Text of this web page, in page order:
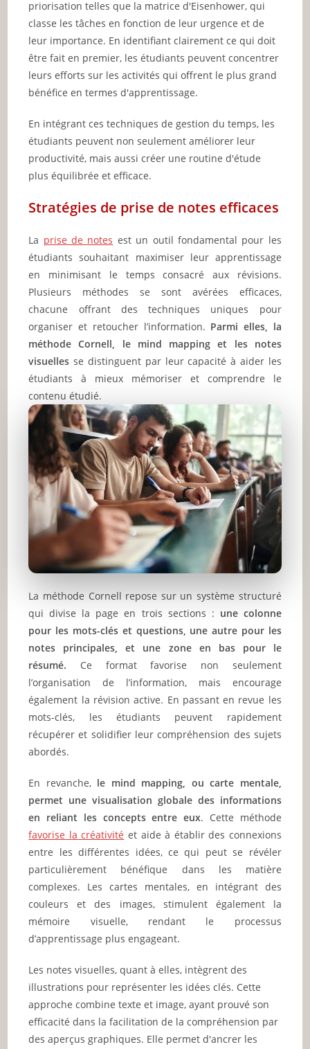
priorisation telles que la matrice d'Eisenhower, qui
classe les tâches en fonction de leur urgence et de
leur importance. En identifiant clairement ce qui doit
être fait en premier, les étudiants peuvent concentrer
leurs efforts sur les activités qui offrent le plus grand
bénéfice en termes d'apprentissage.
En intégrant ces techniques de gestion du temps, les
étudiants peuvent non seulement améliorer leur
productivité, mais aussi créer une routine d'étude
plus équilibrée et efficace.
Stratégies de prise de notes efficaces
La prise de notes est un outil fondamental pour les
étudiants souhaitant maximiser leur apprentissage
en minimisant le temps consacré aux révisions.
Plusieurs méthodes se sont avérées efficaces,
chacune offrant des techniques uniques pour
organiser et retoucher l’information. Parmi elles, la
méthode Cornell, le mind mapping et les notes
visuelles se distinguent par leur capacité à aider les
étudiants à mieux mémoriser et comprendre le
contenu étudié.
La méthode Cornell repose sur un système structuré
qui divise la page en trois sections : une colonne
pour les mots-clés et questions, une autre pour les
notes principales, et une zone en bas pour le
résumé. Ce format favorise non seulement
l’organisation de l’information, mais encourage
également la révision active. En passant en revue les
mots-clés, les étudiants peuvent rapidement
récupérer et solidifier leur compréhension des sujets
abordés.
En revanche,le mind mapping, ou carte mentale,
permet une visualisation globale des informations
en reliant les concepts entre eux. Cette méthode
favorise la créativité et aide à établir des connexions
entre les différentes idées, ce qui peut se révéler
particulièrement bénéfique dans les matière
complexes. Les cartes mentales, en intégrant des
couleurs et des images, stimulent également la
mémoire visuelle, rendant le processus
d’apprentissage plus engageant.
Les notes visuelles, quant à elles, intègrent des
illustrations pour représenter les idées clés. Cette
approche combine texte et image, ayant prouvé son
efficacité dans la facilitation de la compréhension par
des aperçus graphiques. Elle permet d'ancrer les